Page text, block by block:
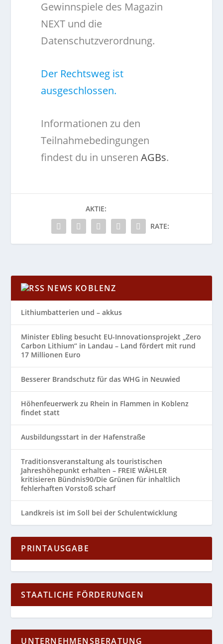
Gewinnspiele des Magazin
NEXT und die
Datenschutzverordnung.
Der Rechtsweg ist
ausgeschlossen.
Informationen zu den
Teilnahmebedingungen
findest du in unserenAGBs.
AKTIE:
RATE:
NEWS KOBLENZ
Lithiumbatterien und – akkus
Minister Ebling besucht EU-Innovationsprojekt „Zero
Carbon Lithium“ in Landau – Land fördert mit rund
17 Millionen Euro
Besserer Brandschutz für das WHG in Neuwied
Höhenfeuerwerk zu Rhein in Flammen in Koblenz
findet statt
Ausbildungsstart in der Hafenstraße
Traditionsveranstaltung als touristischen
Jahreshöhepunkt erhalten – FREIE WÄHLER
kritisieren Bündnis90/Die Grünen für inhaltlich
fehlerhaften Vorstoß scharf
Landkreis ist im Soll bei der Schulentwicklung
PRINTAUSGABE
STAATLICHE FÖRDERUNGEN
UNTERNEHMENSBERATUNG